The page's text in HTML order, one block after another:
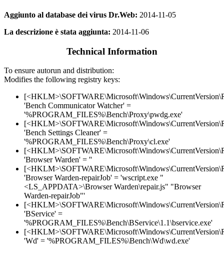
Aggiunto al database dei virus Dr.Web: 2014-11-05
La descrizione è stata aggiunta: 2014-11-06
Technical Information
To ensure autorun and distribution:
Modifies the following registry keys:
'Bench Communicator Watcher' =
'%PROGRAM_FILES%\Bench\Proxy\pwdg.exe'
'Bench Settings Cleaner' =
'%PROGRAM_FILES%\Bench\Proxy\cl.exe'
'Browser Warden' = ''
'Browser Warden-repairJob' = 'wscript.exe "
<LS_APPDATA>\Browser Warden\repair.js" "Browser
Warden-repairJob"'
'BService' =
'%PROGRAM_FILES%\Bench\BService\1.1\bservice.exe'
'Wd' = '%PROGRAM_FILES%\Bench\Wd\wd.exe'